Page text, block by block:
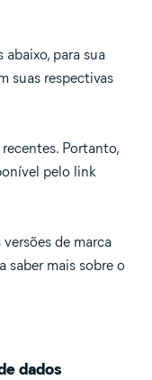
para sua
suas respectivas
Portanto,
pelo link
versões de marca
saber mais sobre o
dados